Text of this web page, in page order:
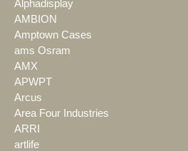
Alphadisplay
AMBION
Amptown Cases
ams Osram
AMX
APWPT
Arcus
Area Four Industries
ARRI
artlife